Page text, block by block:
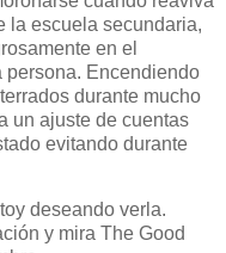
la escuela secundaria,
en el
persona. Encendiendo
durante mucho
un ajuste de cuentas
evitando durante
deseando verla.
y mira The Good